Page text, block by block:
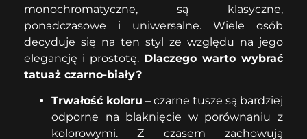
monochromatyczne, są klasyczne,
ponadczasowe i uniwersalne. Wiele osób
decyduje się na ten styl ze względu na jego
elegancję i prostotę. Dlaczego warto wybrać
tatuaż czarno-biały?
Trwałość koloru – czarne tusze są bardziej
odporne na blaknięcie w porównaniu z
kolorowymi. Z czasem zachowują